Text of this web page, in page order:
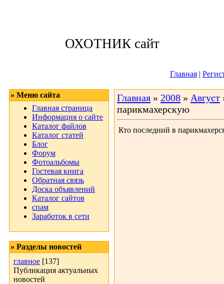
ОХОТНИК сайт
Главная |
» Меню сайта
Главная страница
Информация о сайте
Каталог файлов
Каталог статей
Блог
Форум
Фотоальбомы
Гостевая книга
Обратная связь
Доска объявлений
Каталог сайтов
спам
Заработок в сети
» Разделы новостей
главное [137]
Публикация актуальных
новостей
Главная » 2008 » Август
парикмахерскую
Кто последний в